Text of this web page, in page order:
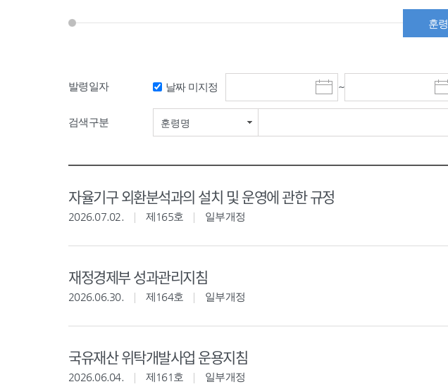
훈령
발령일자 날짜 미지정
시
작
~
마
감
검색구분 훈령명
자율기구 외환분석과의 설치 및 운영에 관한 규정
2026.07.02. 제165호 일부개정
재정경제부 성과관리지침
2026.06.30. 제164호 일부개정
국유재산 위탁개발사업 운용지침
2026.06.04. 제161호 일부개정